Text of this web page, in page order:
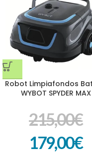
Robot Limpiafondos
WYBOT SPYDER MAX
215,00€
179,00€